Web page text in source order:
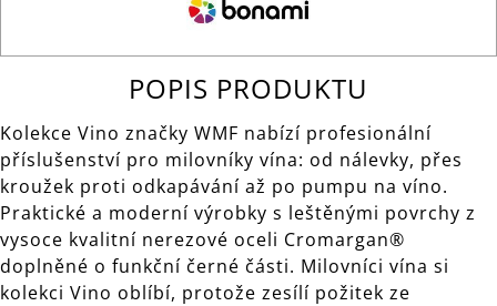
POPIS PRODUKTU
Kolekce Vino značky WMF nabízí profesionální
příslušenství pro milovníky vína: od nálevky, přes
kroužek proti odkapávání až po pumpu na víno.
Praktické a moderní výrobky s leštěnými povrchy z
vysoce kvalitní nerezové oceli Cromargan®
doplněné o funkční černé části. Milovníci vína si
kolekci Vino oblíbí, protože zesílí požitek ze